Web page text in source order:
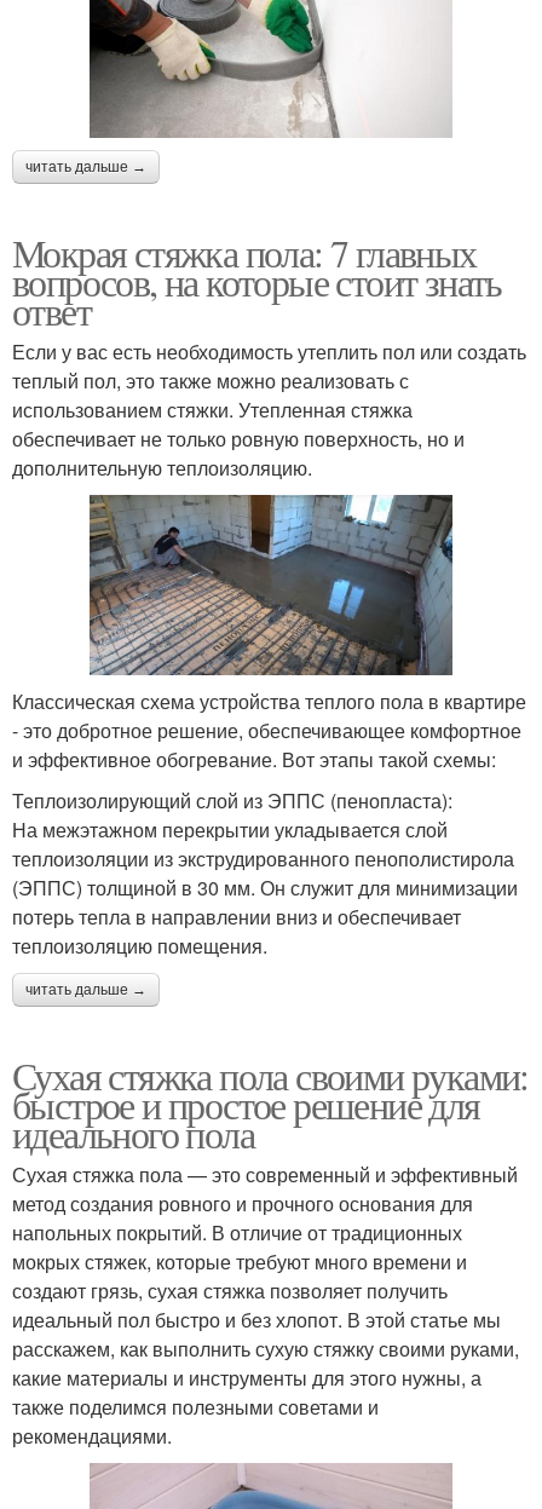
читать дальше →
Мокрая стяжка пола: 7 главных
вопросов, на которые стоит знать
ответ
Если у вас есть необходимость утеплить пол или создать
теплый пол, это также можно реализовать с
использованием стяжки. Утепленная стяжка
обеспечивает не только ровную поверхность, но и
дополнительную теплоизоляцию.
Классическая схема устройства теплого пола в квартире
- это добротное решение, обеспечивающее комфортное
и эффективное обогревание. Вот этапы такой схемы:
Теплоизолирующий слой из ЭППС (пенопласта):
На межэтажном перекрытии укладывается слой
теплоизоляции из экструдированного пенополистирола
(ЭППС) толщиной в 30 мм. Он служит для минимизации
потерь тепла в направлении вниз и обеспечивает
теплоизоляцию помещения.
читать дальше →
Сухая стяжка пола своими руками:
быстрое и простое решение для
идеального пола
Сухая стяжка пола — это современный и эффективный
метод создания ровного и прочного основания для
напольных покрытий. В отличие от традиционных
мокрых стяжек, которые требуют много времени и
создают грязь, сухая стяжка позволяет получить
идеальный пол быстро и без хлопот. В этой статье мы
расскажем, как выполнить сухую стяжку своими руками,
какие материалы и инструменты для этого нужны, а
также поделимся полезными советами и
рекомендациями.